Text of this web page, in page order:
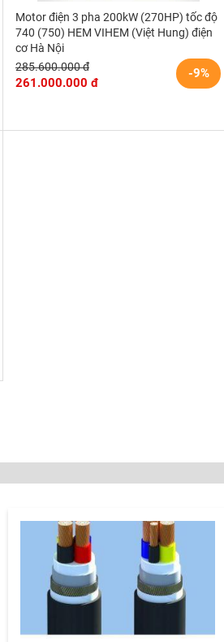
Motor điện 3 pha 200kW (270HP) tốc độ
740 (750) HEM VIHEM (Việt Hung) điện
cơ Hà Nội
-9%
285.600.000 đ
261.000.000 đ